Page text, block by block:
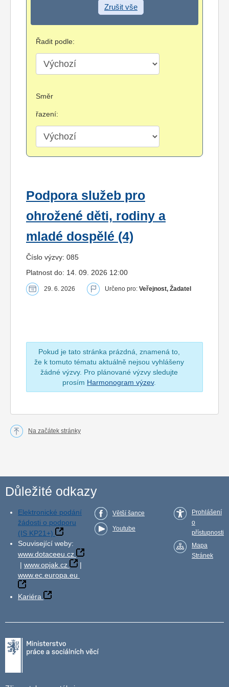
Zrušit vše
Řadit podle:
Směr
řazení:
Podpora služeb pro
ohrožené děti, rodiny a
mladé dospělé (4)
Číslo výzvy: 085
Platnost do: 14. 09. 2026 12:00
29. 6. 2026 Určeno pro: Veřejnost, Žadatel
Pokud je tato stránka prázdná, znamená to,
že k tomuto tématu aktuálně nejsou vyhlášeny
žádné výzvy. Pro plánované výzvy sledujte
prosím Harmonogram výzev.
Na začátek stránky
Důležité odkazy
Elektronické podání
žádosti o podporu
(IS KP21+)
Související weby:
www.dotaceeu.cz
| www.opjak.cz
|
www.ec.europa.eu
Kariéra
Větší šance
Youtube
Prohlášení
o
přístupnosti
Mapa
Stránek